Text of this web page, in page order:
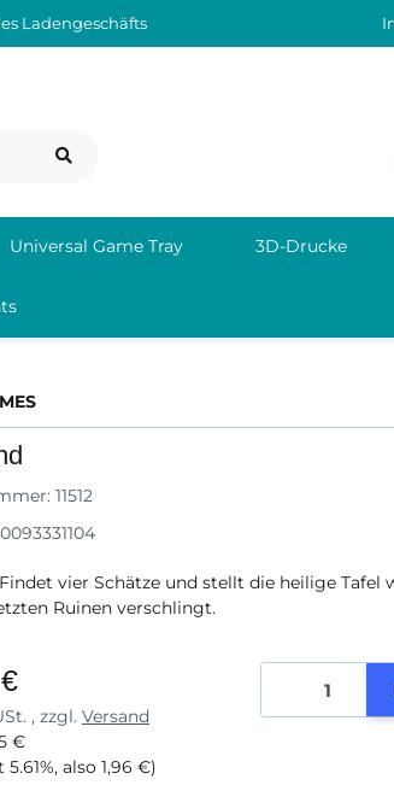
Ladengeschäfts
Universal Game Tray 3D-Drucke
11512
vier Schätze und stellt die heilige Tafel
Ruinen verschlingt.
, zzgl. Versand
€
5.61%, also 1,96 €)